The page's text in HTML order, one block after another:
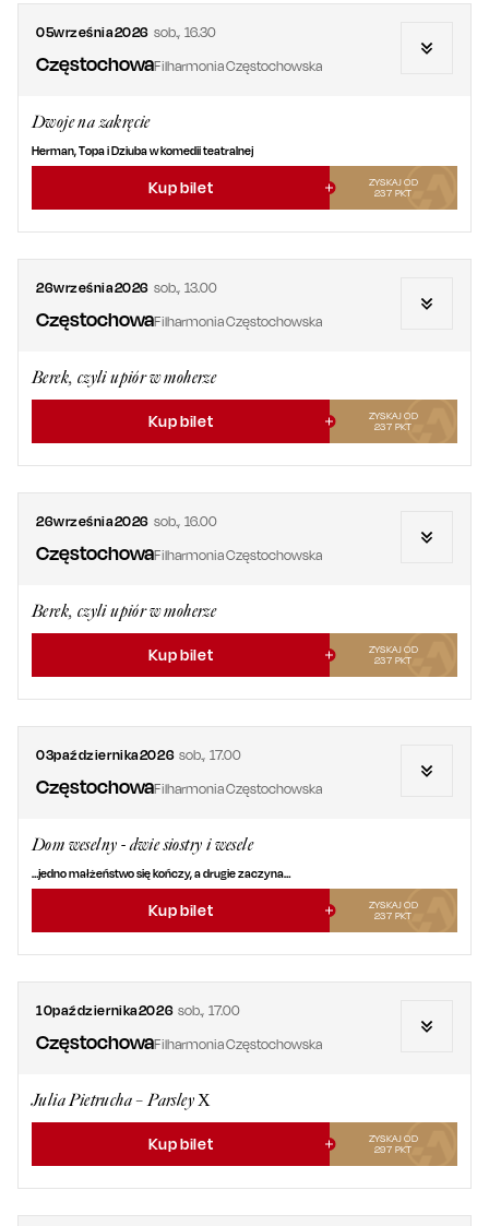
05września2026 sob., 16.30
CzęstochowaFilharmonia Częstochowska
Dwoje na zakręcie
Herman, Topa i Dziuba w komedii teatralnej
Kup bilet
ZYSKAJ OD
237 PKT
26września2026 sob., 13.00
CzęstochowaFilharmonia Częstochowska
Berek, czyli upiór w moherze
Kup bilet
ZYSKAJ OD
237 PKT
26września2026 sob., 16.00
CzęstochowaFilharmonia Częstochowska
Berek, czyli upiór w moherze
Kup bilet
ZYSKAJ OD
237 PKT
03października2026 sob.,17.00
CzęstochowaFilharmonia Częstochowska
Dom weselny - dwie siostry i wesele
…jedno małżeństwo się kończy, a drugie zaczyna…
Kup bilet
ZYSKAJ OD
237 PKT
10października2026 sob.,17.00
CzęstochowaFilharmonia Częstochowska
Julia Pietrucha – Parsley X
Kup bilet
ZYSKAJ OD
297 PKT